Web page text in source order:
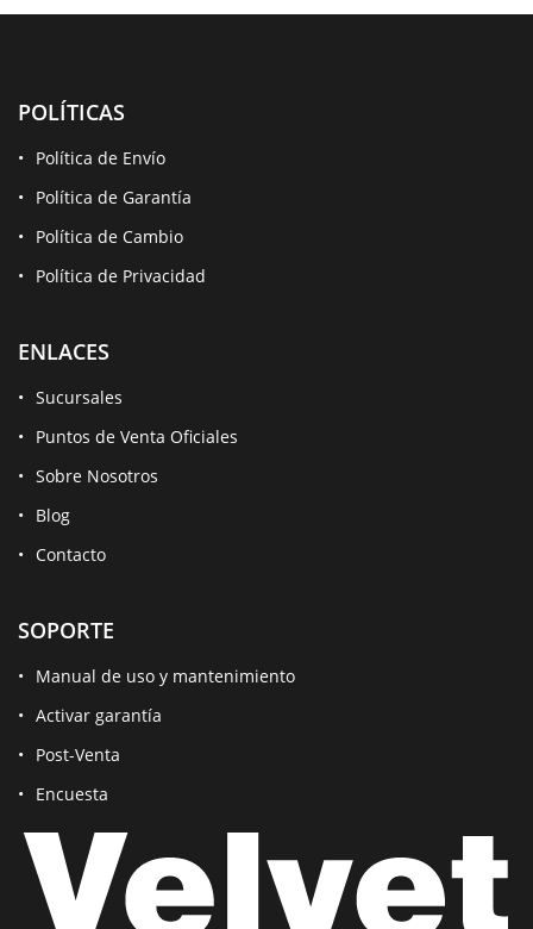
POLÍTICAS
Política de Envío
Política de Garantía
Política de Cambio
Política de Privacidad
ENLACES
Sucursales
Puntos de Venta Oficiales
Sobre Nosotros
Blog
Contacto
SOPORTE
Manual de uso y mantenimiento
Activar garantía
Post-Venta
Encuesta